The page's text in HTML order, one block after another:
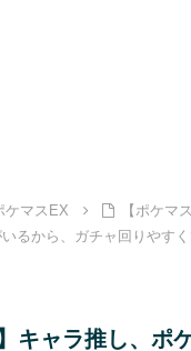
ケマスEX
【ポケマ
るから、ガチャ回りやす
キャラ推し、ポ